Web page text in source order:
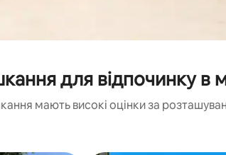
для відпочинку в
мають високі оцінки за